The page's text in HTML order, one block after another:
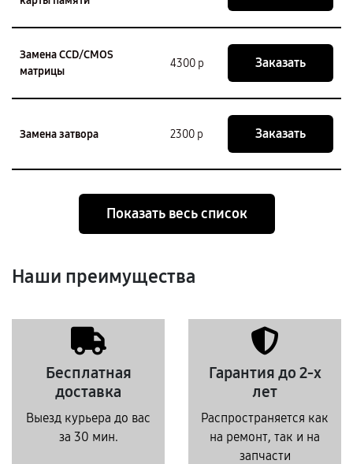
Замена CCD/CMOS
матрицы
4300 р Заказать
Замена затвора 2300 р Заказать
Показать весь список
Наши преимущества
Бесплатная
доставка
Выезд курьера до вас
за 30 мин.
Гарантия до 2-х
лет
Распространяется как
на ремонт, так и на
запчасти